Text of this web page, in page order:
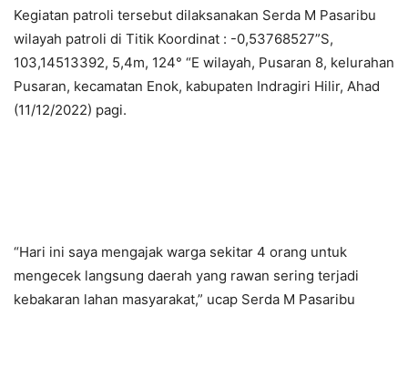
Kegiatan patroli tersebut dilaksanakan Serda M Pasaribu
wilayah patroli di Titik Koordinat : -0,53768527”S,
103,14513392, 5,4m, 124° “E wilayah, Pusaran 8, kelurahan
Pusaran, kecamatan Enok, kabupaten Indragiri Hilir, Ahad
(11/12/2022) pagi.
“Hari ini saya mengajak warga sekitar 4 orang untuk
mengecek langsung daerah yang rawan sering terjadi
kebakaran lahan masyarakat,” ucap Serda M Pasaribu